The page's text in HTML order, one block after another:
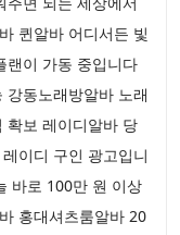
퀸알바 어디서든 빛
랜이 가동 중입니다
동노래방알바 노래
확보 레이디알바 당
이디 구인 광고입니
바로 100만 원 이상
홍대셔츠룸알바 20